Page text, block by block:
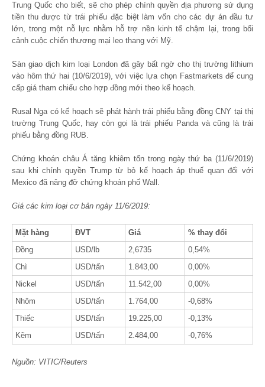
Trung Quốc cho biết, sẽ cho phép chính quyền địa phương sử dụng
tiền thu được từ trái phiếu đặc biệt làm vốn cho các dự án đầu tư
lớn, trong một nỗ lực nhằm hỗ trợ nền kinh tế chậm lại, trong bối
cảnh cuộc chiến thương mại leo thang với Mỹ.
Sàn giao dịch kim loại London đã gây bất ngờ cho thị trường lithium
vào hôm thứ hai (10/6/2019), với việc lựa chọn Fastmarkets để cung
cấp giá tham chiếu cho hợp đồng mới theo kế hoạch.
Rusal Nga có kế hoạch sẽ phát hành trái phiếu bằng đồng CNY tại thị
trường Trung Quốc, hay còn gọi là trái phiếu Panda và cũng là trái
phiếu bằng đồng RUB.
Chứng khoán châu Á tăng khiêm tốn trong ngày thứ ba (11/6/2019)
sau khi chính quyền Trump từ bỏ kế hoạch áp thuế quan đối với
Mexico đã nâng đỡ chứng khoán phố Wall.
Giá các kim loại cơ bản ngày 11/6/2019:
Mặt hàng ĐVT Giá
% thay đổi
Đồng
USD/lb 2,6735
0,54%
Chì
USD/tấn 1.843,00
0,00%
Nickel
USD/tấn 11.542,00
0,00%
Nhôm
USD/tấn 1.764,00
-0,68%
Thiếc
USD/tấn 19.225,00
-0,13%
Kẽm
USD/tấn 2.484,00 -0,76%
Nguồn: VITIC/Reuters